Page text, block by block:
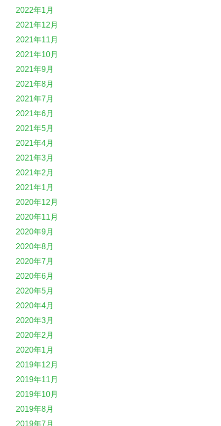
2022年1月
2021年12月
2021年11月
2021年10月
2021年9月
2021年8月
2021年7月
2021年6月
2021年5月
2021年4月
2021年3月
2021年2月
2021年1月
2020年12月
2020年11月
2020年9月
2020年8月
2020年7月
2020年6月
2020年5月
2020年4月
2020年3月
2020年2月
2020年1月
2019年12月
2019年11月
2019年10月
2019年8月
2019年7月